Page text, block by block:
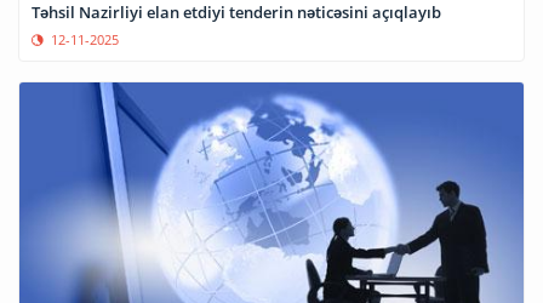
Təhsil Nazirliyi elan etdiyi tenderin nəticəsini açıqlayıb
12-11-2025